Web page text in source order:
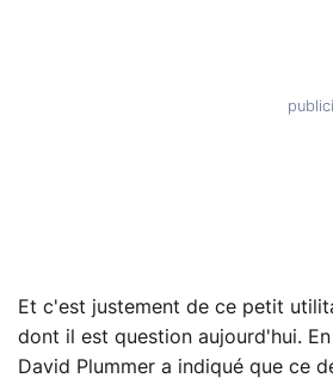
Et c'est justement de ce petit
dont il est question aujourd'hui.
David Plummer a indiqué que ce